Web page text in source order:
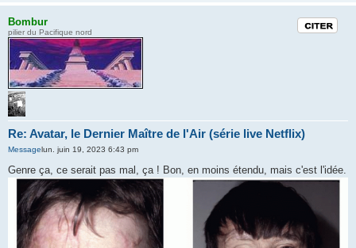
Bombur
pilier du Pacifique nord
Re: Avatar, le Dernier Maître de l'Air (série live Netflix)
Citation
Messagelun. juin 19, 2023 6:43 pm
Genre ça, ce serait pas mal, ça ! Bon, en moins étendu, mais c'est l'idée.